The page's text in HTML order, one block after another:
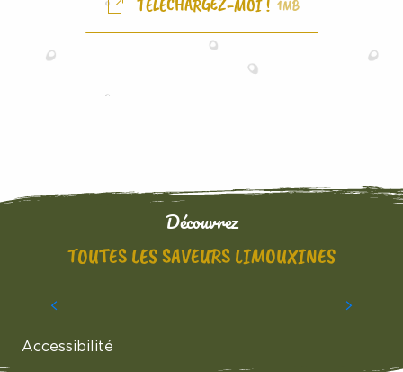
TÉLÉCHARGEZ-MOI ! 1MB
Découvrez
TOUTES LES SAVEURS LIMOUXINES
Accessibilité